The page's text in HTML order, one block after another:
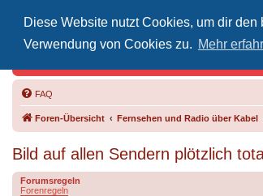
Diese Website nutzt Cookies, um dir
Verwendung von Cookies zu. Mehr
FAQ
Foren-Übersicht Fernsehen und Radio über Kabel
Bild auf allen Sendern plötzlich
Forumsregeln
Forenregeln